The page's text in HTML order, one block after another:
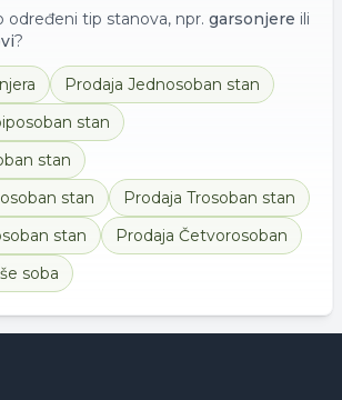
određeni tip stanova, npr. garsonjere ili
?
Prodaja Jednosoban stan
stan
stan
stan Prodaja Trosoban stan
stan Prodaja Četvorosoban
soba